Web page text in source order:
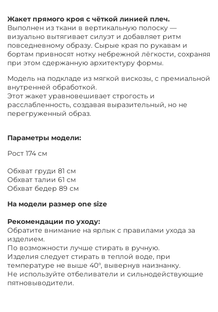
Жакет прямого кроя с чёткой линией плеч.
Выполнен из ткани в вертикальную полоску —
визуально вытягивает силуэт и добавляет ритм
повседневному образу. Сырые края по рукавам и
бортам привносят нотку небрежной лёгкости, сохраняя
при этом сдержанную архитектуру формы.
Модель на подкладе из мягкой вискозы, с премиальной
внутренней обработкой.
Этот жакет уравновешивает строгость и
расслабленность, создавая выразительный, но не
перегруженный образ.
Параметры модели:
Рост 174 см
Обхват груди 81 см
Обхват талии 61 см
Обхват бедер 89 см
На модели размер one size
Рекомендации по уходу:
Обратите внимание на ярлык с правилами ухода за
изделием.
По возможности лучше стирать в ручную.
Изделия следует стирать в теплой воде, при
температуре не выше 40°, вывернув наизнанку.
Не используйте отбеливатели и сильнодействующие
пятновыводители.